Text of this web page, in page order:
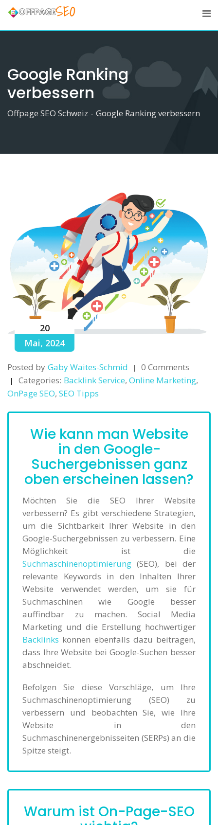
Skip
content
Google Ranking
verbessern
Offpage SEO Schweiz - Google Ranking verbessern
20
Mai, 2024
Posted by Gaby Waites-Schmid
0 Comments
Categories: Backlink Service, Online Marketing,
OnPage SEO, SEO Tipps
Wie kann man Website
in den Google-
Suchergebnissen ganz
oben erscheinen lassen?
Möchten Sie die SEO Ihrer Website
verbessern? Es gibt verschiedene Strategien,
um die Sichtbarkeit Ihrer Website in den
Google-Suchergebnissen zu verbessern. Eine
Möglichkeit ist die
Suchmaschinenoptimierung (SEO), bei der
relevante Keywords in den Inhalten Ihrer
Website verwendet werden, um sie für
Suchmaschinen wie Google besser
auffindbar zu machen. Social Media
Marketing und die Erstellung hochwertiger
Backlinks können ebenfalls dazu beitragen,
dass Ihre Website bei Google-Suchen besser
abschneidet.
Befolgen Sie diese Vorschläge, um Ihre
Suchmaschinenoptimierung (SEO) zu
verbessern und beobachten Sie, wie Ihre
Website in den
Suchmaschinenergebnisseiten (SERPs) an die
Spitze steigt.
Warum ist On-Page-SEO